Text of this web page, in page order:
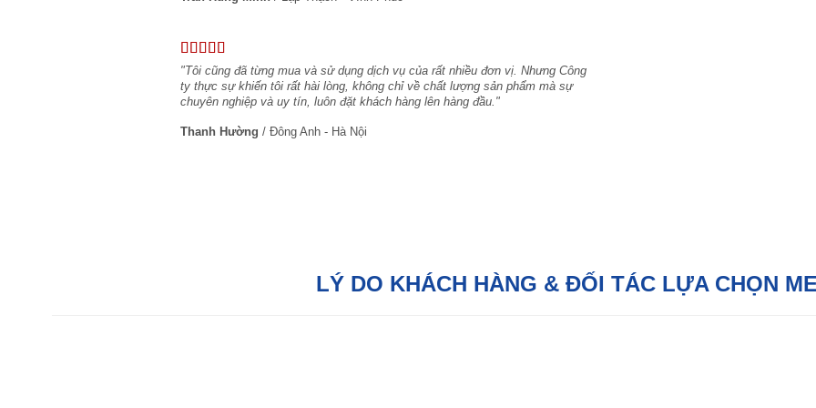
"Tôi cũng đã từng mua và sử dụng dịch vụ của rất nhiều đơn vị. Nhưng Công
ty thực sự khiến tôi rất hài lòng, không chỉ về chất lượng sản phẩm mà sự
chuyên nghiệp và uy tín, luôn đặt khách hàng lên hàng đầu."
Thanh Hường / Đông Anh - Hà Nội
LÝ DO KHÁCH HÀNG & ĐỐI TÁC LỰA CHỌN